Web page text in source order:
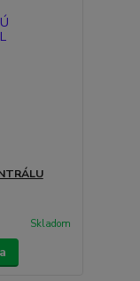
Skladom